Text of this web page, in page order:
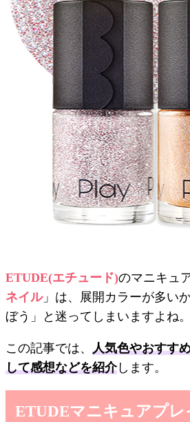
ETUDE(エチュード)のマニキュ
ネイル」は、展開カラーが多い
ぼう」と迷ってしまいますよね。
この記事では、 人気色やおすす
して感想などを紹介します。
ETUDEマニキュアプ